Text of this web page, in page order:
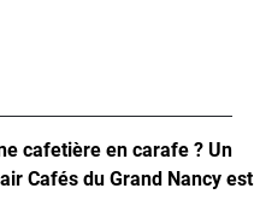
cafetière en carafe ? Un
Cafés du Grand Nancy est